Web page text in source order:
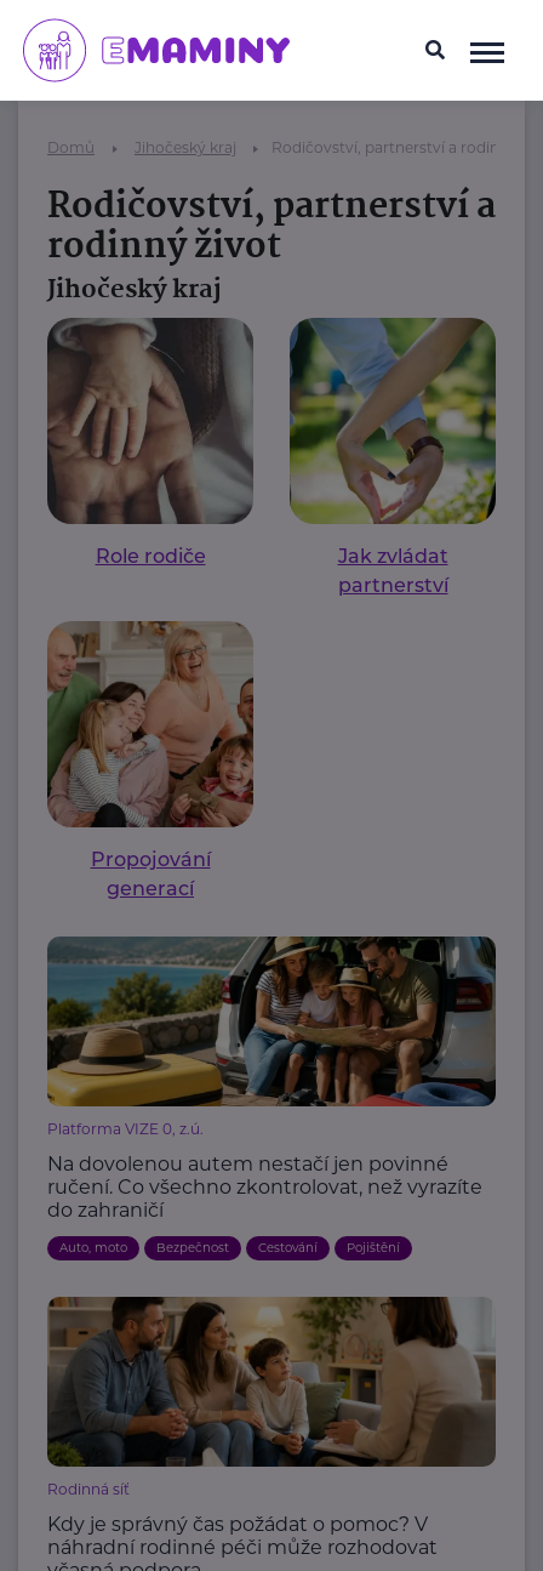
Domů Jihočeský kraj Rodičovství, partnerství a rodinný
Rodičovství, partnerství a
rodinný život
Jihočeský kraj
Role rodiče
Jak zvládat
partnerství
Propojování
generací
Platforma VIZE 0, z.ú.
Na dovolenou autem nestačí jen povinné
ručení. Co všechno zkontrolovat, než vyrazíte
do zahraničí
Auto, moto Bezpečnost Cestování Pojištění
Rodinná síť
Kdy je správný čas požádat o pomoc? V
náhradní rodinné péči může rozhodovat